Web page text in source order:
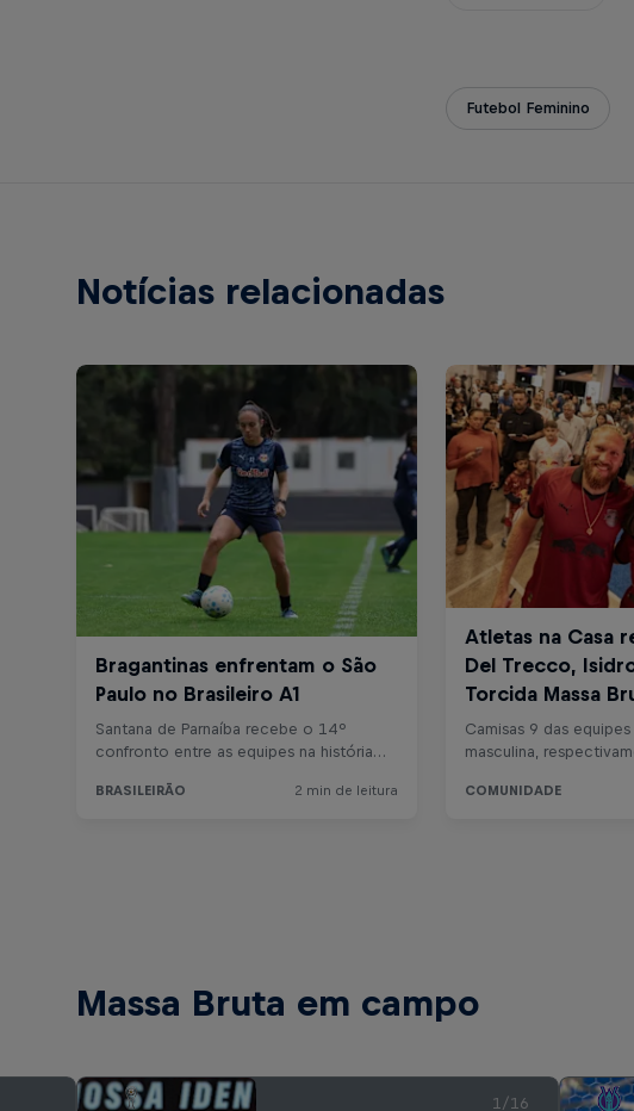
Futebol Feminino
Notícias relacionadas
Massa Bruta em campo
1/16